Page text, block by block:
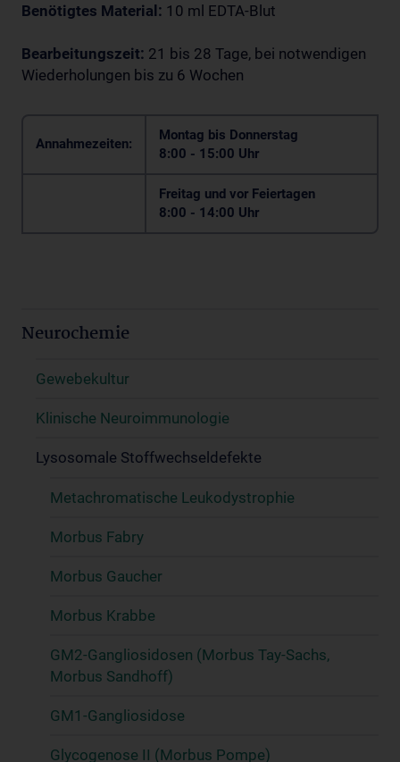
Benötigtes Material: 10 ml EDTA-Blut
Bearbeitungszeit: 21 bis 28 Tage, bei notwendigen
Wiederholungen bis zu 6 Wochen
Annahmezeiten:
Montag bis Donnerstag
8:00 - 15:00 Uhr
Freitag und vor Feiertagen
8:00 - 14:00 Uhr
Neurochemie
Gewebekultur
Klinische Neuroimmunologie
Lysosomale Stoffwechseldefekte
Metachromatische Leukodystrophie
Morbus Fabry
Morbus Gaucher
Morbus Krabbe
GM2-Gangliosidosen (Morbus Tay-Sachs,
Morbus Sandhoff)
GM1-Gangliosidose
Glycogenose II (Morbus Pompe)